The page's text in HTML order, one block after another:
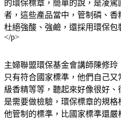
的環保標章，簡單的說，是凌
者，這些產品當中，管制磷、香
杜絕強酸、強鹼，還採用環保包
</p>
主婦聯盟環保基金會講師陳修
只有符合國家標準，他們自己
級香精等等，聽起來好像很好
是需要做檢驗，環保標章的規
他管制的標準，比國家標準還嚴